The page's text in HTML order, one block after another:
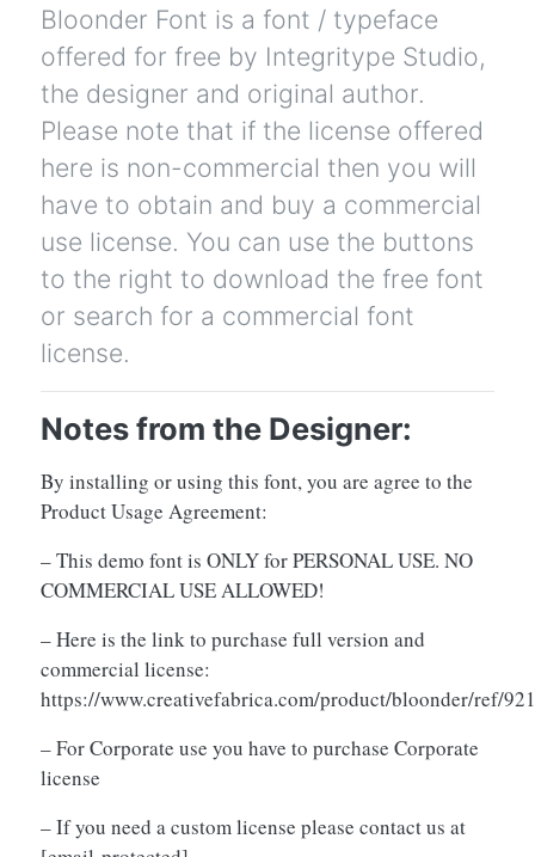
Bloonder Font is a font / typeface
offered for free by Integritype Studio,
the designer and original author.
Please note that if the license offered
here is non-commercial then you will
have to obtain and buy a commercial
use license. You can use the buttons
to the right to download the free font
or search for a commercial font
license.
Notes from the Designer:
By installing or using this font, you are agree to the
Product Usage Agreement:
– This demo font is ONLY for PERSONAL USE. NO
COMMERCIAL USE ALLOWED!
– Here is the link to purchase full version and
commercial license:
https://www.creativefabrica.com/product/bloonder/ref/
– For Corporate use you have to purchase Corporate
license
– If you need a custom license please contact us at